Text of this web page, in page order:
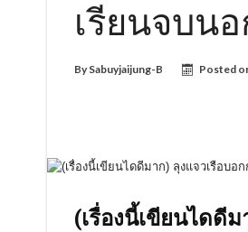
เรียนจบน
By Sabuyjaijung-B Posted
(เรื่องนี้เขียนไดดี